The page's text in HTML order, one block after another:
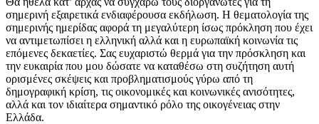
σημερινή εξαιρετικά ενδιαφέρουσα εκδήλωση. Η θεματολογία της
σημερινής ημερίδας αφορά τη μεγαλύτερη ίσως πρόκληση που έχει
να αντιμετωπίσει η ελληνική αλλά και η ευρωπαϊκή κοινωνία τις
επόμενες δεκαετίες. Σας ευχαριστώ θερμά για την πρόσκληση και
την ευκαιρία που μου δώσατε να καταθέσω στη συζήτηση αυτή
ορισμένες σκέψεις και προβληματισμούς γύρω από τη
δημογραφική κρίση, τις οικονομικές και κοινωνικές ανισότητες,
αλλά και τον ιδιαίτερα σημαντικό ρόλο της οικογένειας στην
Ελλάδα.